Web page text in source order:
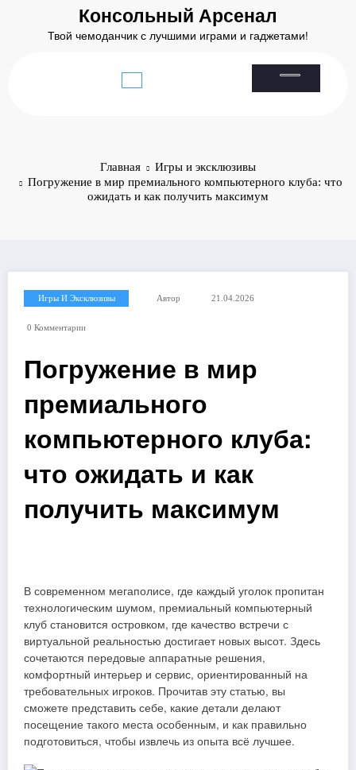
содержимому
Консольный Арсенал
Твой чемоданчик с лучшими играми и гаджетами!
Главная
Игры и эксклюзивы
Погружение в мир премиального компьютерного клуба: что
ожидать и как получить максимум
Игры И Эксклюзивы Автор 21.04.2026
0 Комментарии
Погружение в мир
премиального
компьютерного клуба:
что ожидать и как
получить максимум
В современном мегаполисе, где каждый уголок пропитан
технологическим шумом, премиальный компьютерный
клуб становится островком, где качество встречи с
виртуальной реальностью достигает новых высот. Здесь
сочетаются передовые аппаратные решения,
комфортный интерьер и сервис, ориентированный на
требовательных игроков. Прочитав эту статью, вы
сможете представить себе, какие детали делают
посещение такого места особенным, и как правильно
подготовиться, чтобы извлечь из опыта всё лучшее.